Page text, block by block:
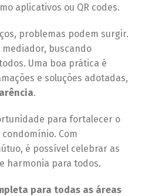
aplicativos ou QR codes.
problemas podem surgir.
buscando
Uma boa prática é
e soluções adotadas,
.
para fortalecer o
Com
é possível celebrar as
harmonia para todos.
para todas as áreas